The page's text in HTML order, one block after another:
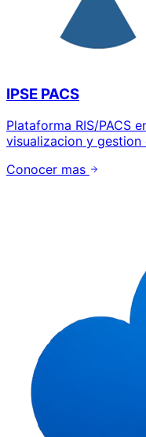
IPSE PACS
Plataforma RIS/PACS
visualizacion y gestion
Conocer mas